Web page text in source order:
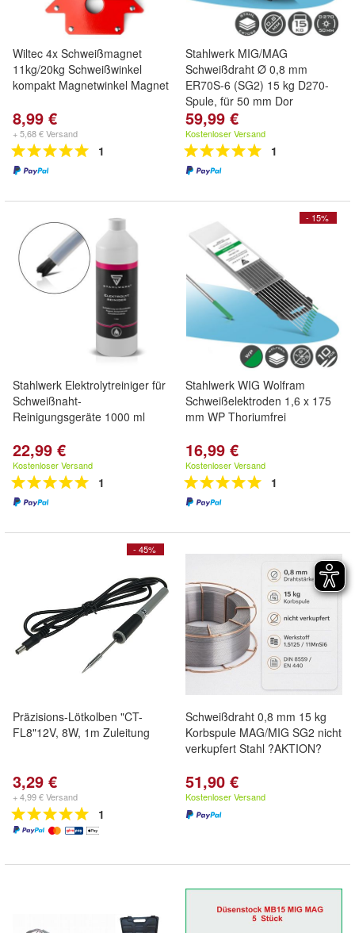
Wiltec 4x Schweißmagnet
11kg/20kg Schweißwinkel
kompakt Magnetwinkel Magnet
8,99 €
+ 5,68 € Versand
1
Stahlwerk MIG/MAG
Schweißdraht Ø 0,8 mm
ER70S-6 (SG2) 15 kg D270-
Spule, für 50 mm Dor
59,99 €
Kostenloser Versand
1
Stahlwerk Elektrolytreiniger für
Schweißnaht-
Reinigungsgeräte 1000 ml
22,99 €
Kostenloser Versand
1
- 15%
Stahlwerk WIG Wolfram
Schweißelektroden 1,6 x 175
mm WP Thoriumfrei
16,99 €
Kostenloser Versand
1
- 45%
Präzisions-Lötkolben "CT-
FL8"12V, 8W, 1m Zuleitung
3,29 €
+ 4,99 € Versand
1
Schweißdraht 0,8 mm 15 kg
Korbspule MAG/MIG SG2 nicht
verkupfert Stahl ?AKTION?
51,90 €
Kostenloser Versand